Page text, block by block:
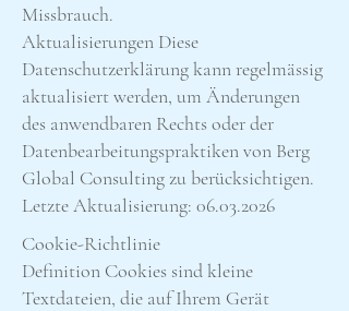
Missbrauch.
Aktualisierungen Diese
Datenschutzerklärung kann regelmässig
aktualisiert werden, um Änderungen
des anwendbaren Rechts oder der
Datenbearbeitungspraktiken von Berg
Global Consulting zu berücksichtigen.
Letzte Aktualisierung: 06.03.2026
Cookie-Richtlinie
Definition Cookies sind kleine
Textdateien, die auf Ihrem Gerät